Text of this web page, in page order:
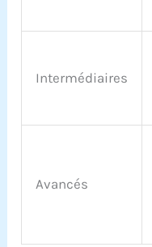
Intermédiaires
Avancés